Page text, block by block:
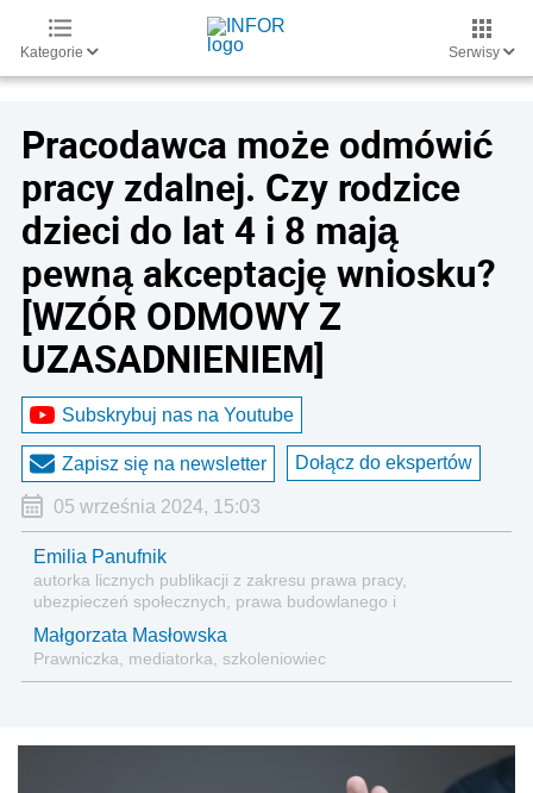
Kategorie Serwisy
Pracodawca może odmówić
pracy zdalnej. Czy rodzice
dzieci do lat 4 i 8 mają
pewną akceptację wniosku?
[WZÓR ODMOWY Z
UZASADNIENIEM]
Subskrybuj nas na Youtube
Zapisz się na newsletter Dołącz do ekspertów
05 września 2024, 15:03
Emilia Panufnik
autorka licznych publikacji z zakresu prawa pracy,
ubezpieczeń społecznych, prawa budowlanego i
Małgorzata Masłowska
Prawniczka, mediatorka, szkoleniowiec